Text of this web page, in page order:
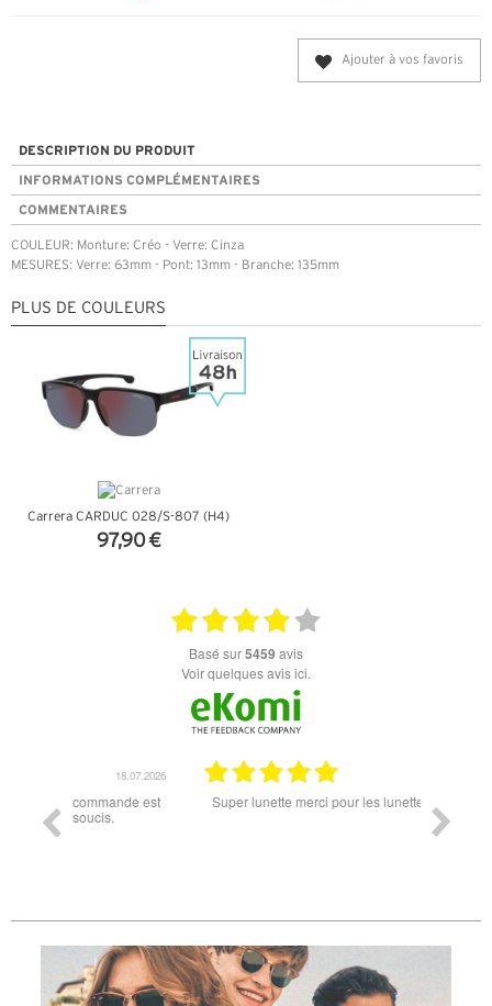
Ajouter à vos favoris
DESCRIPTION DU PRODUIT
INFORMATIONS COMPLÉMENTAIRES
COMMENTAIRES
COULEUR: Monture: Créo - Verre: Cinza
MESURES: Verre: 63mm - Pont: 13mm - Branche: 135mm
PLUS DE COULEURS
Carrera CARDUC 028/S-807 (H4)
97,90 €
basé sur5459 avis
Voir quelques avis ici.
Super lunette merci pour les lunettes pour l'éclipse